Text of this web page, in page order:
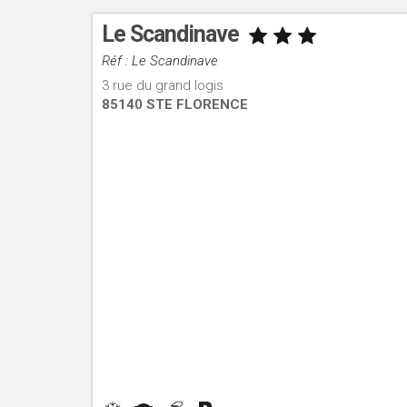
Le Scandinave
Réf : Le Scandinave
3 rue du grand logis
85140 STE FLORENCE